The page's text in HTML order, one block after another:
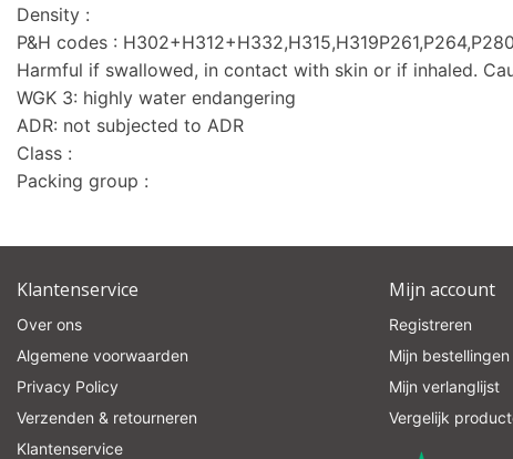
Density :
P&H codes :
Harmful if swallowed, in contact with skin or if inhaled.
WGK 3: highly water endangering
ADR: not subjected to ADR
Class :
Packing group :
Klantenservice
Over ons
Algemene voorwaarden
Privacy Policy
Verzenden & retourneren
Klantenservice
Mijn account
Registreren
Mijn bestellingen
Mijn verlanglijst
Vergelijk